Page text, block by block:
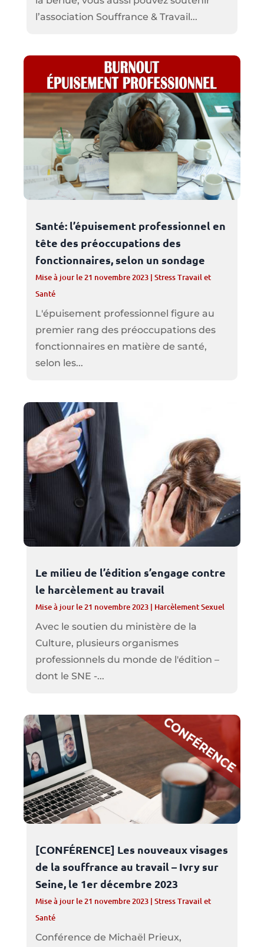
l’association Souffrance & Travail...
Santé: l’épuisement professionnel en
tête des préoccupations des
fonctionnaires, selon un sondage
Mise à jour le 21 novembre 2023| Stress Travail et
Santé
L'épuisement professionnel figure au
premier rang des préoccupations des
fonctionnaires en matière de santé,
selon les...
Le milieu de l’édition s’engage contre
le harcèlement au travail
Mise à jour le 21 novembre 2023| Harcèlement Sexuel
Avec le soutien du ministère de la
Culture, plusieurs organismes
professionnels du monde de l'édition –
dont le SNE -...
[CONFÉRENCE] Les nouveaux visages
de la souffrance au travail – Ivry sur
Seine, le 1er décembre 2023
Mise à jour le 21 novembre 2023| Stress Travail et
Santé
Conférence de Michaël Prieux,